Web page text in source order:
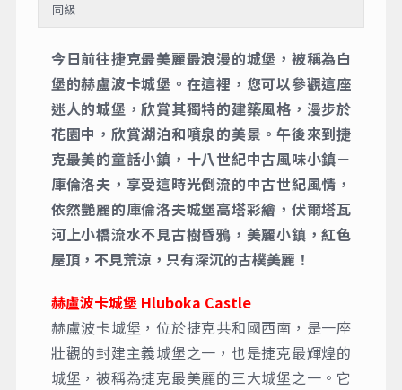
同級
今日前往捷克最美麗最浪漫的城堡，被稱為白
堡的赫盧波卡城堡。在這裡，您可以參觀這座
迷人的城堡，欣賞其獨特的建築風格，漫步於
花園中，欣賞湖泊和噴泉的美景。午後來到捷
克最美的童話小鎮，十八世紀中古風味小鎮－
庫倫洛夫，享受這時光倒流的中古世紀風情，
依然艷麗的庫倫洛夫城堡高塔彩繪，伏爾塔瓦
河上小橋流水不見古樹昏鴉，美麗小鎮，紅色
屋頂，不見荒涼，只有深沉的古樸美麗！
赫盧波卡城堡 Hluboka Castle
赫盧波卡城堡，位於捷克共和國西南，是一座
壯觀的封建主義城堡之一，也是捷克最輝煌的
城堡，被稱為捷克最美麗的三大城堡之一。它